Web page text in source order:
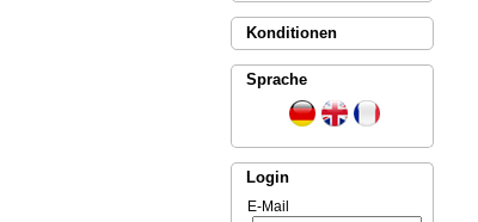
Konditionen
Sprache
Login
E-Mail